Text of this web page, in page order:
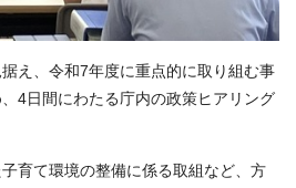
え、令和7年度に重点的に取り組む事
4日間にわたる庁内の政策ヒアリング
育て環境の整備に係る取組など、方